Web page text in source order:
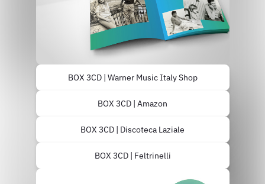
BOX 3CD | Warner Music Italy Shop
BOX 3CD | Amazon
BOX 3CD | Discoteca Laziale
BOX 3CD | Feltrinelli